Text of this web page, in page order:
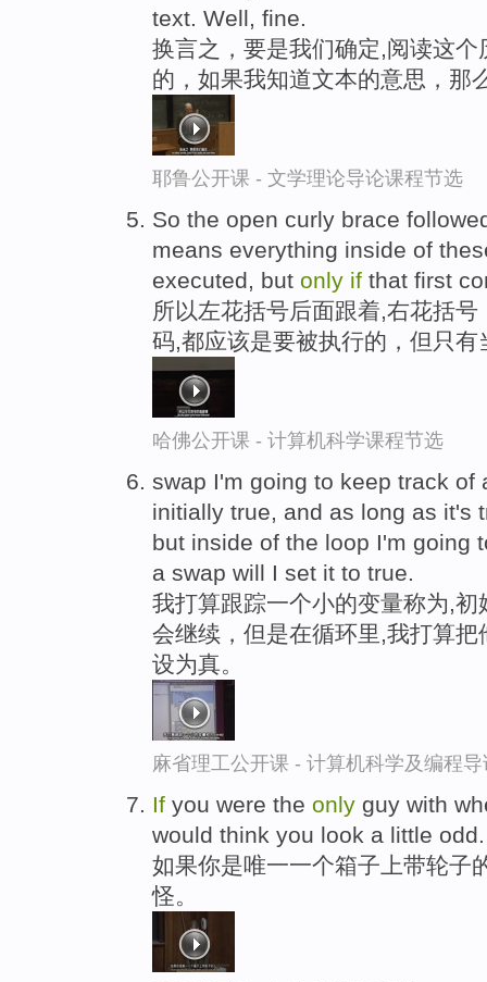
text. Well, fine.
换言之，要是我们确定,阅读这
的，如果我知道文本的意思，那
耶鲁公开课 - 文学理论导论课程节选
So the open curly brace
means everything inside of
executed, but only if that first
所以左花括号后面跟着,右花括
码,都应该是要被执行的，但只
哈佛公开课 - 计算机科学课程节选
swap I'm going to keep track
initially true, and as long as it's
but inside of the loop I'm going
a swap will I set it to true.
我打算跟踪一个小的变量称为,
会继续，但是在循环里,我打算
设为真。
麻省理工公开课 - 计算机科学及编程
If you were the only guy with
would think you look a little odd.
如果你是唯一一个箱子上带轮子
怪。